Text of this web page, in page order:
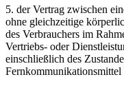
5. der Vertrag zwischen
ohne gleichzeitige
des Verbrauchers im
Vertriebs- oder
einschließlich des